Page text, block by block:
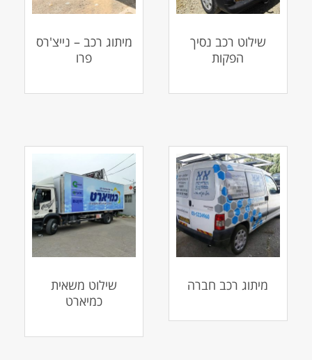
שילוט רכב נסיך
הפקות
מיתוג רכב – נייצ'רס
פרו
מיתוג רכב חברה
שילוט משאית
כמיארט